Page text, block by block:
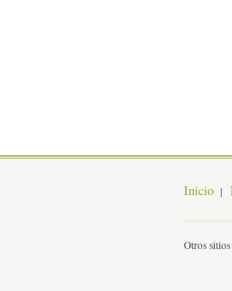
Inicio
Otros sitios